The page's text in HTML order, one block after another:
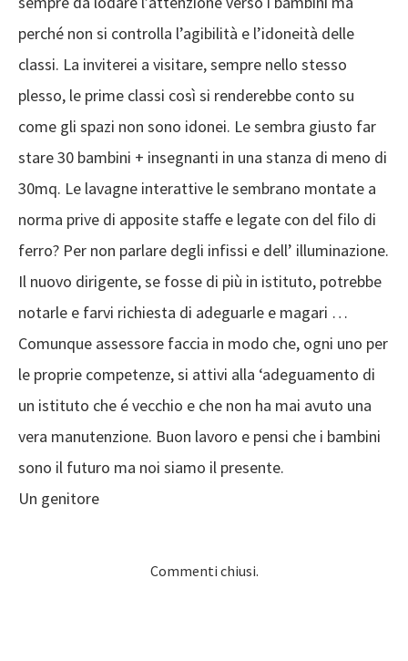
perché non si controlla l’agibilità e l’idoneità delle
classi. La inviterei a visitare, sempre nello stesso
plesso, le prime classi così si renderebbe conto su
come gli spazi non sono idonei. Le sembra giusto far
stare 30 bambini + insegnanti in una stanza di meno di
30mq. Le lavagne interattive le sembrano montate a
norma prive di apposite staffe e legate con del filo di
ferro? Per non parlare degli infissi e dell’ illuminazione.
Il nuovo dirigente, se fosse di più in istituto, potrebbe
notarle e farvi richiesta di adeguarle e magari …
Comunque assessore faccia in modo che, ogni uno per
le proprie competenze, si attivi alla ‘adeguamento di
un istituto che é vecchio e che non ha mai avuto una
vera manutenzione. Buon lavoro e pensi che i bambini
sono il futuro ma noi siamo il presente.
Un genitore